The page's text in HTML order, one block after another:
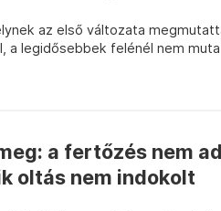
az első változata
a legidősebbek felénél nem
a fertőzés nem
oltás nem indokolt